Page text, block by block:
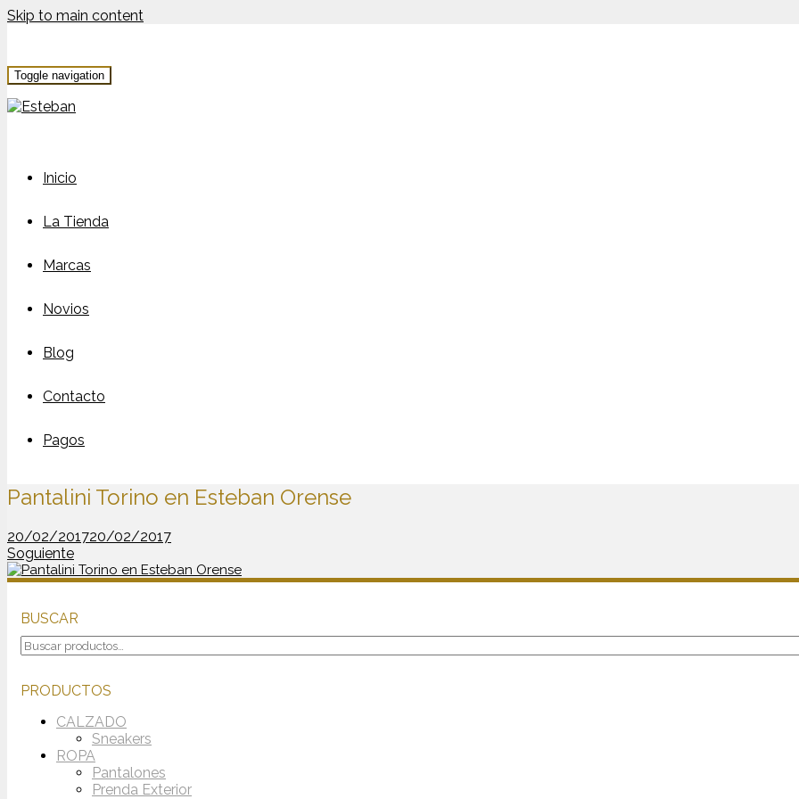
Skip to main content
Toggle navigation
Inicio
La Tienda
Marcas
Novios
Blog
Contacto
Pagos
Pantalini Torino en Esteban Orense
20/02/201720/02/2017
Soguiente
BUSCAR
Buscar
por:
PRODUCTOS
CALZADO
Sneakers
ROPA
Pantalones
Prenda Exterior